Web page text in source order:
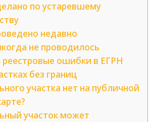
по устаревшему
недавно
не проводилось
реестровые ошибки в ЕГРН
без границ
участка нет на публичной
участок может